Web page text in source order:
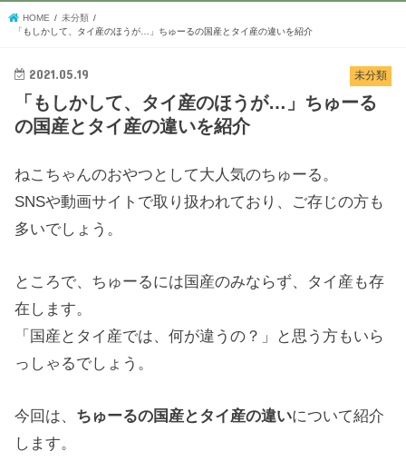
HOME
未分類
「もしかして、タイ産のほうが…」ちゅーるの国産とタイ産の違いを紹介
未分類
2021.05.19
「もしかして、タイ産のほうが…」ちゅーる
の国産とタイ産の違いを紹介
ねこちゃんのおやつとして大人気のちゅーる。
SNSや動画サイトで取り扱われており、ご存じの方も
多いでしょう。
ところで、ちゅーるには国産のみならず、タイ産も存
在します。
「国産とタイ産では、何が違うの？」と思う方もいら
っしゃるでしょう。
今回は、 ちゅーるの国産とタイ産の違いについて紹介
します。